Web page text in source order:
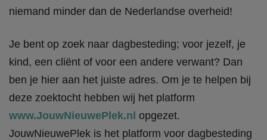
niemand minder dan de Nederlandse overheid!
Je bent op zoek naar dagbesteding; voor jezelf, je
kind, een cliënt of voor een andere verwant? Dan
ben je hier aan het juiste adres. Om je te helpen bij
deze zoektocht hebben wij het platform
www.JouwNieuwePlek.nl opgezet.
JouwNieuwePlek is het platform voor dagbesteding